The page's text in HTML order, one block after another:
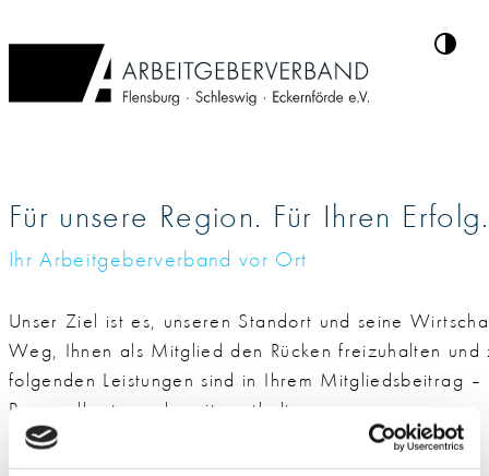
Für unsere Region. Für Ihren Erfolg.
Ihr Arbeitgeberverband vor Ort
Unser Ziel ist es, unseren Standort und seine
Weg, Ihnen als Mitglied den Rücken freizuhalten und
folgenden Leistungen sind in Ihrem Mitgliedsbeitrag
Personalkosten – bereits enthalten: